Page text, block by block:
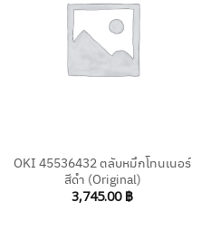
OKI 45536432 ตลับหมึกโทนเนอร์
สีดำ (Original)
3,745.00 ฿